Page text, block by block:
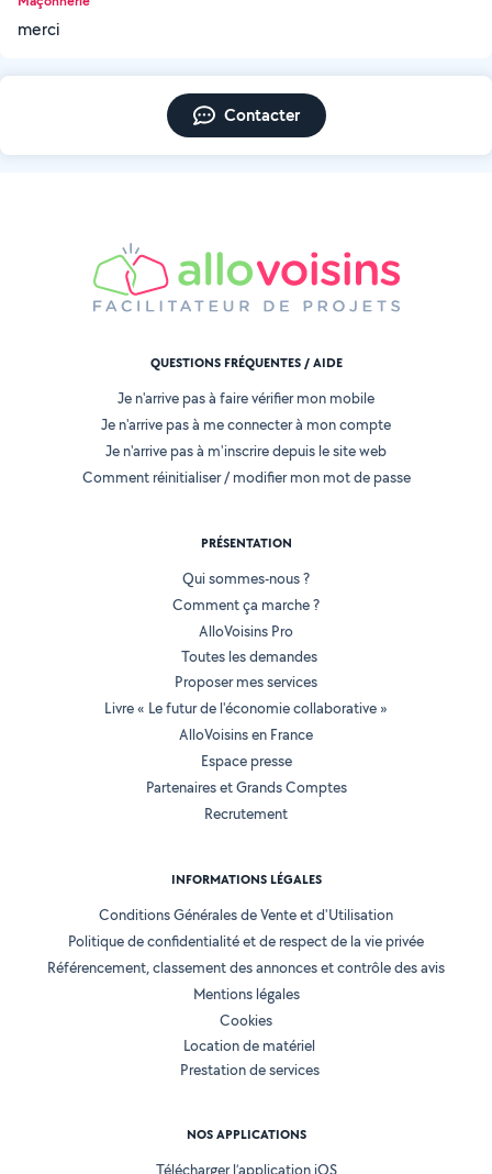
merci
Contacter
QUESTIONS FRÉQUENTES / AIDE
Je n'arrive pas à faire vérifier mon mobile
Je n'arrive pas à me connecter à mon compte
Je n'arrive pas à m'inscrire depuis le site web
Comment réinitialiser / modifier mon mot de passe
PRÉSENTATION
Qui sommes-nous ?
Comment ça marche ?
AlloVoisins Pro
Toutes les demandes
Proposer mes services
Livre « Le futur de l'économie collaborative »
AlloVoisins en France
Espace presse
Partenaires et Grands Comptes
Recrutement
INFORMATIONS LÉGALES
Conditions Générales de Vente et d'Utilisation
Politique de confidentialité et de respect de la vie privée
Référencement, classement des annonces et contrôle des avis
Mentions légales
Cookies
Location de matériel
Prestation de services
NOS APPLICATIONS
Télécharger l’application iOS